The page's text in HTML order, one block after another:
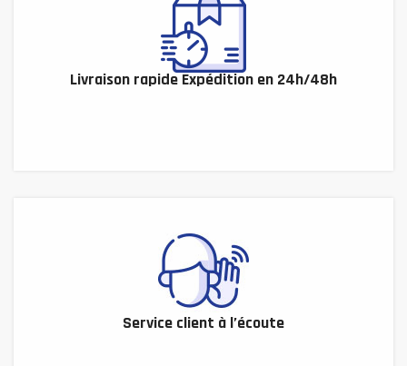
Livraison rapide Expédition en 24h/48h
Service client à l’écoute